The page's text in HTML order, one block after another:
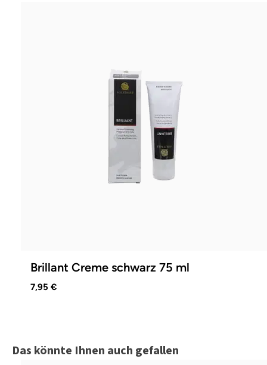
Brillant Creme schwarz 75 ml
7,95 €
Produktgalerie überspringen
Das könnte Ihnen auch gefallen